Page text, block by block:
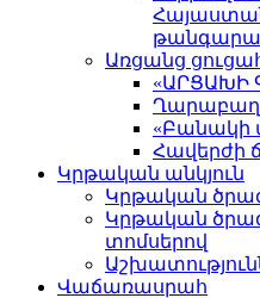
Առցանց
«ԱՐՑԱԽԻ
«Բանակի
Հավերժի
Կրթական անկյուն
Կրթական
Կրթական
տոմսերով
Վաճառասրահ